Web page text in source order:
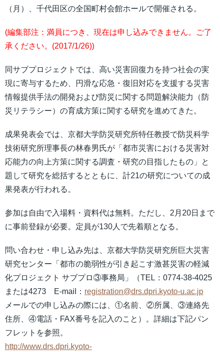
（月）、千代田区の全国町村会館ホールで開催される。
(編集部注：満員につき、現在は申し込みできません。ご了
承ください。(2017/1/26))
同サブプロジェクトでは、高い災害回復力を持つ社会の実
現に寄与するため、円滑な応急・復旧対応を支援する災害
情報提供手法の開発および防災に関する問題解決能力（防
災リテラシー）の育成方策に関する研究を進めてきた。
成果発表会では、京都大学防災研究所特任教授で防災科学
技術研究所理事長の林春男氏が「都市災害における災害対
応能力の向上方策に関する調査・研究の目指したもの」と
題して研究を総括するとともに、計21の研究についての成
果発表が行われる。
参加は自由で入場料・資料代は無料。ただし、2月20日まで
に事前登録が必要。定員が130人で先着順となる。
問い合わせ・申し込み先は、京都大学防災研究所巨大災害
研究センター「都市の脆弱性が引き起こす激甚災害の軽減
化プロジェクト サブプロ③事務局」（TEL：0774-38-4025
または4273 E-mail： registration@drs.dpri.kyoto-u.ac.jp
メールでの申し込みの際には、①名前、②所属、③連絡先
住所、④電話・FAX番号を記入のこと）。詳細は下記パン
フレットを参照。
http://www.drs.dpri.kyoto-